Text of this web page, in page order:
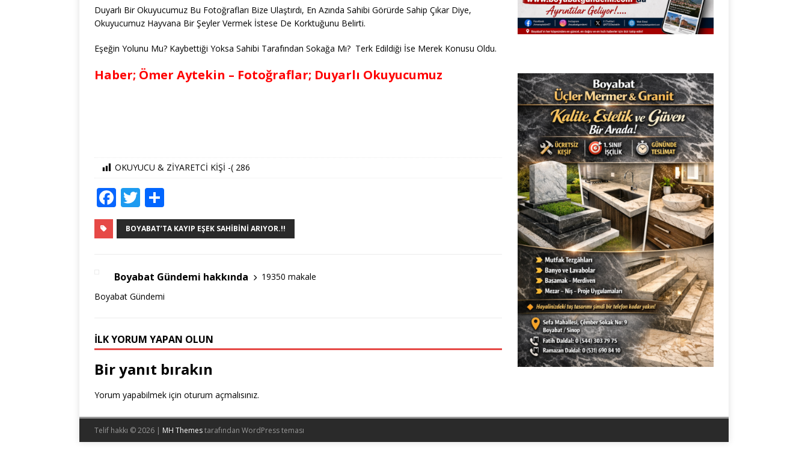
Duyarlı Bir Okuyucumuz Bu Fotoğrafları Bize Ulaştırdı, En Azında Sahibi Görürde Sahip Çıkar Diye,
Okuyucumuz Hayvana Bir Şeyler Vermek İstese De Korktuğunu Belirti.
Eşeğin Yolunu Mu? Kaybettiği Yoksa Sahibi Tarafından Sokağa Mı? Terk Edildiği İse Merek Konusu Oldu.
Haber; Ömer Aytekin – Fotoğraflar; Duyarlı Okuyucumuz
OKUYUCU & ZİYARETCİ KİŞİ -( 286
F
a
c
b
o
k
T
w
it
r
h
ar
BOYABAT’TA KAYIP EŞEK SAHIBINI ARIYOR.!!
Boyabat Gündemi hakkında
19350 makale
Boyabat Gündemi
İLK YORUM YAPAN OLUN
Bir yanıt bırakın
Yorum yapabilmek için oturum açmalısınız.
Telif hakkı © 2026 | MH Themestarafından WordPress teması